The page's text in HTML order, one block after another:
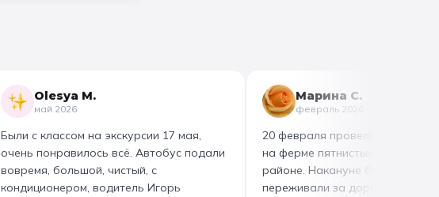
Olesya М.
май 2026
Были с классом на экскурсии 17 мая,
очень понравилось всё. Автобус подали
вовремя, большой, чистый, с
кондиционером, водитель Игорь
Марина С.
февраль 2026
20 февраля провели
на ферме пятнистых оленей в
районе. Накануне был
переживали за дорогу, но с